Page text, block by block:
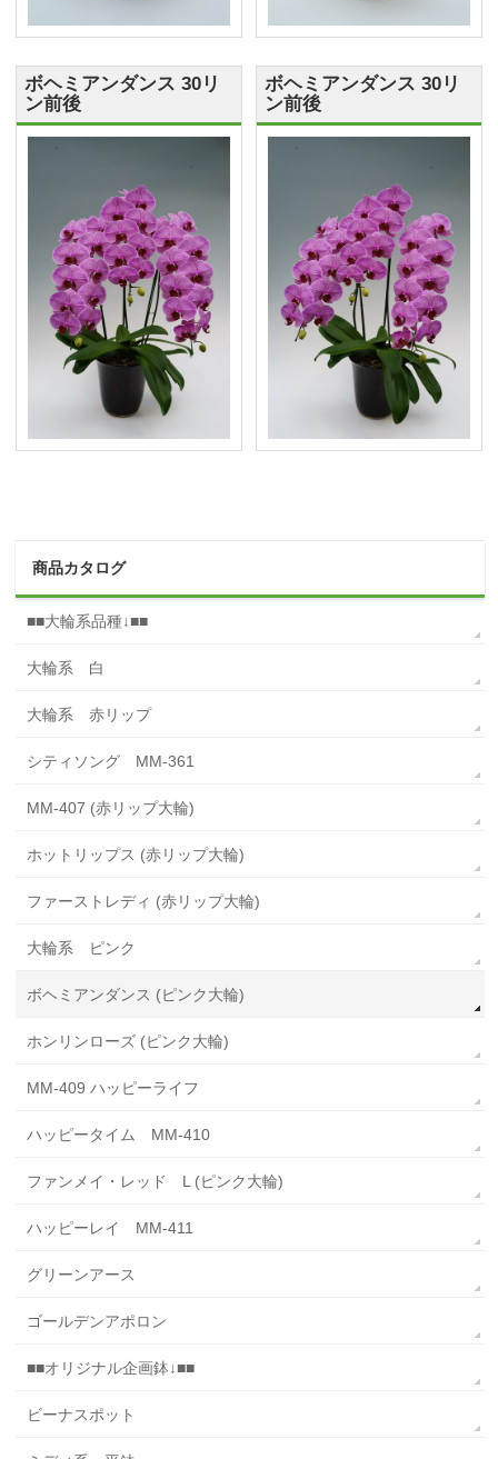
ボヘミアンダンス 30リ
ン前後
ボヘミアンダンス 30リ
ン前後
商品カタログ
■■大輪系品種↓■■
大輪系 白
大輪系 赤リップ
シティソング MM-361
MM-407 (赤リップ大輪)
ホットリップス (赤リップ大輪)
ファーストレディ (赤リップ大輪)
大輪系 ピンク
ボヘミアンダンス (ピンク大輪)
ホンリンローズ (ピンク大輪)
MM-409 ハッピーライフ
ハッピータイム MM-410
ファンメイ・レッド L (ピンク大輪)
ハッピーレイ MM-411
グリーンアース
ゴールデンアポロン
■■オリジナル企画鉢↓■■
ビーナスポット